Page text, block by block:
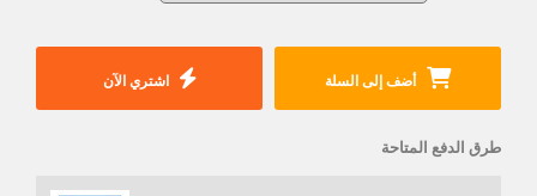
أضف إلى السلة اشتري الآن
طرق الدفع المتاحة